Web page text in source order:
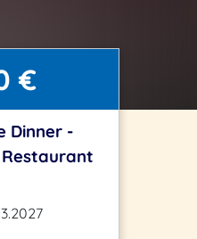
€
Dinner -
Restaurant